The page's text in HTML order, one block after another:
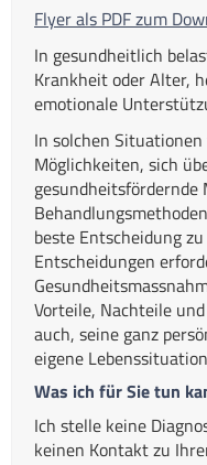
Flyer als PDF zum
In gesundheitlich
Krankheit oder Alter,
emotionale
In solchen
Möglichkeiten, sich
gesundheitsfördernde
beste Entscheidung
Entscheidungen
Vorteile, Nachteile
auch, seine ganz
eigene
Was ich für Sie tun
Ich stelle keine
keinen Kontakt zu